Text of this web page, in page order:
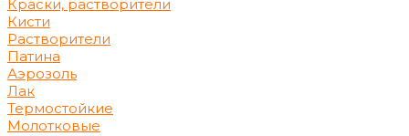
Краски, растворители
Кисти
Растворители
Патина
Аэрозоль
Лак
Термостойкие
Молотковые